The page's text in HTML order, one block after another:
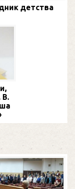
детства
В.